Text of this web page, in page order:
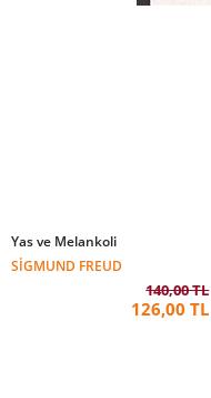
Yas ve Melankoli
SIGMUND FREUD
140,00 TL
126,00 TL